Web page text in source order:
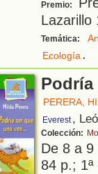
Premio:
Lazarillo
Temática:
Ecología.
PERERA,
Everest ,
Colección:
De 8 a
84 p.;